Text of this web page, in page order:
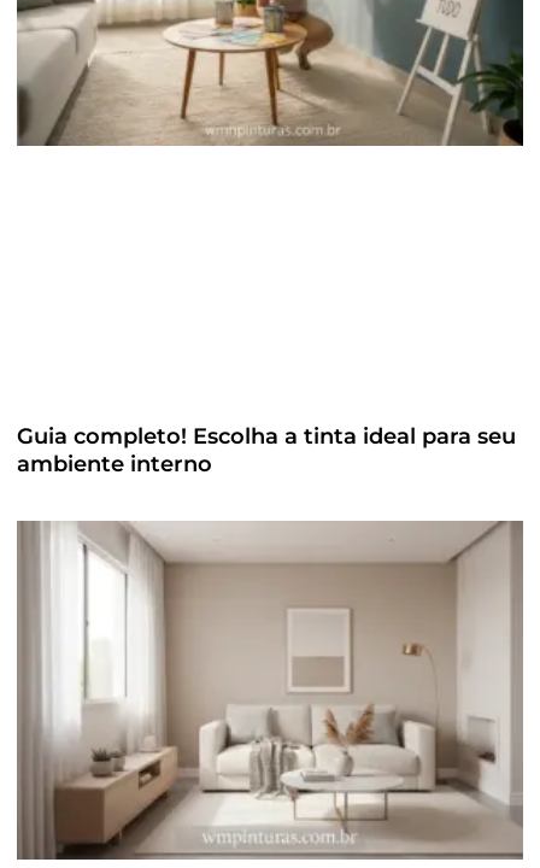
Guia completo! Escolha a tinta ideal para seu
ambiente interno